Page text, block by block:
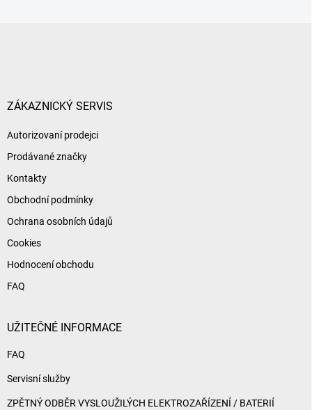
ZÁKAZNICKÝ SERVIS
Autorizovaní prodejci
Prodávané značky
Kontakty
Obchodní podmínky
Ochrana osobních údajů
Cookies
Hodnocení obchodu
FAQ
UŽITEČNÉ INFORMACE
FAQ
Servisní služby
ZPĚTNÝ ODBĚR VYSLOUŽILÝCH ELEKTROZAŘÍZENÍ / BATERIÍ